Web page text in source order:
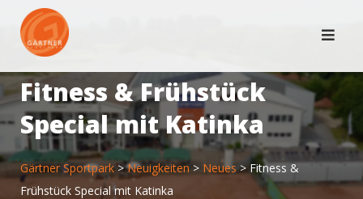
content
Fitness & Frühstück
Special mit Katinka
Gärtner Sportpark>Neuigkeiten > Neues>Fitness &
Frühstück Special mit Katinka